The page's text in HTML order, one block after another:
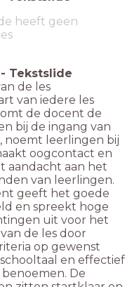
heeft geen
- Tekstslide
de les
van iedere les
de docent de
bij de ingang van
noemt leerlingen bij
oogcontact en
aandacht aan het
van leerlingen.
geeft het goede
en spreekt hoge
uit voor het
de les door
op gewenst
en effectief
De